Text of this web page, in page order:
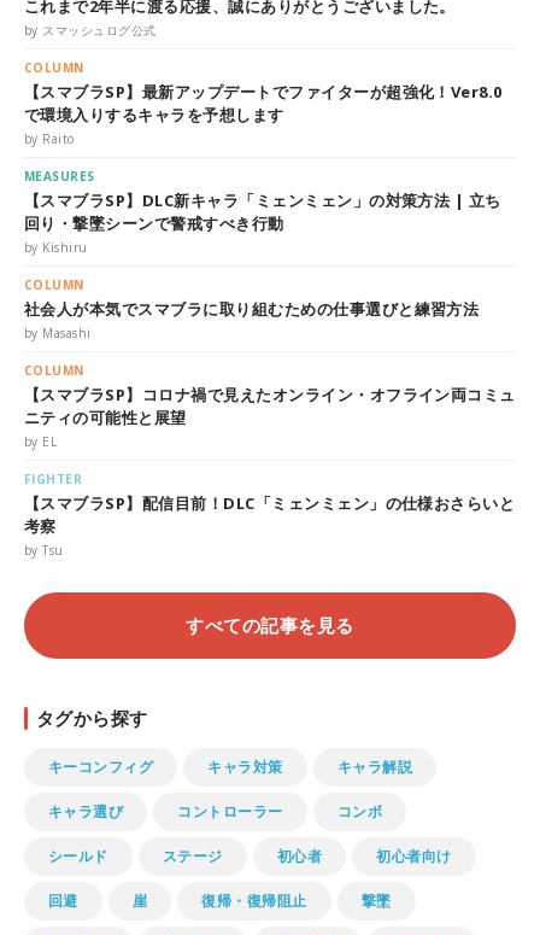
これまで2年半に渡る応援、誠にありがとうございました。
by スマッシュログ公式
COLUMN
【スマブラSP】最新アップデートでファイターが超強化！Ver8.0
で環境入りするキャラを予想します
by Raito
MEASURES
【スマブラSP】DLC新キャラ「ミェンミェン」の対策方法 | 立ち
回り・撃墜シーンで警戒すべき行動
by Kishiru
COLUMN
社会人が本気でスマブラに取り組むための仕事選びと練習方法
by Masashi
COLUMN
【スマブラSP】コロナ禍で見えたオンライン・オフライン両コミュ
ニティの可能性と展望
by EL
FIGHTER
【スマブラSP】配信目前！DLC「ミェンミェン」の仕様おさらいと
考察
by Tsu
すべての記事を見る
タグから探す
キーコンフィグ キャラ対策 キャラ解説
キャラ選び コントローラー コンボ
シールド ステージ 初心者 初心者向け
回避 崖 復帰・復帰阻止 撃墜